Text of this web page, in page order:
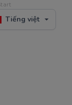
Tiếng việt